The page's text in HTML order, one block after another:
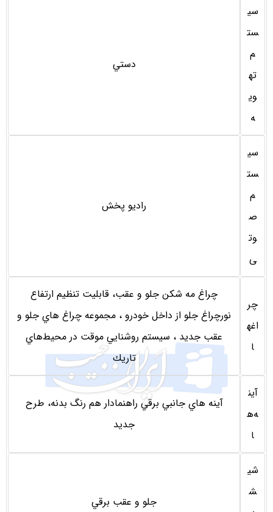
سی
ست
م
ته
وی
ه
دستي
سی
ست
م
ص
وت
ی
رادیو پخش
چر
اغه
ا
چراغ مه شكن جلو و عقب، قابليت تنظیم ارتفاع
نورچراغ جلو از داخل خودرو ، مجموعه چراغ هاي جلو و
عقب جديد ، سيستم روشنايي موقت در محيط‌هاي
تاريك
آين
ه‌ه
ا
آينه هاي جانبي برقي راهنمادار هم رنگ بدنه، طرح
جديد
شی
ش
جلو و عقب برقي